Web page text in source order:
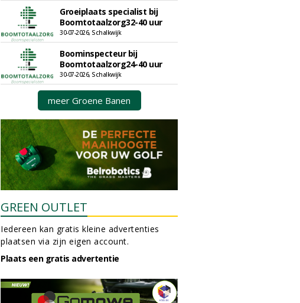
Groeiplaats specialist bij
Boomtotaalzorg32-40 uur
30-07-2026, Schalkwijk
Boominspecteur bij
Boomtotaalzorg24-40 uur
30-07-2026, Schalkwijk
meer Groene Banen
GREEN OUTLET
Iedereen kan gratis kleine advertenties
plaatsen via zijn eigen account.
Plaats een gratis advertentie